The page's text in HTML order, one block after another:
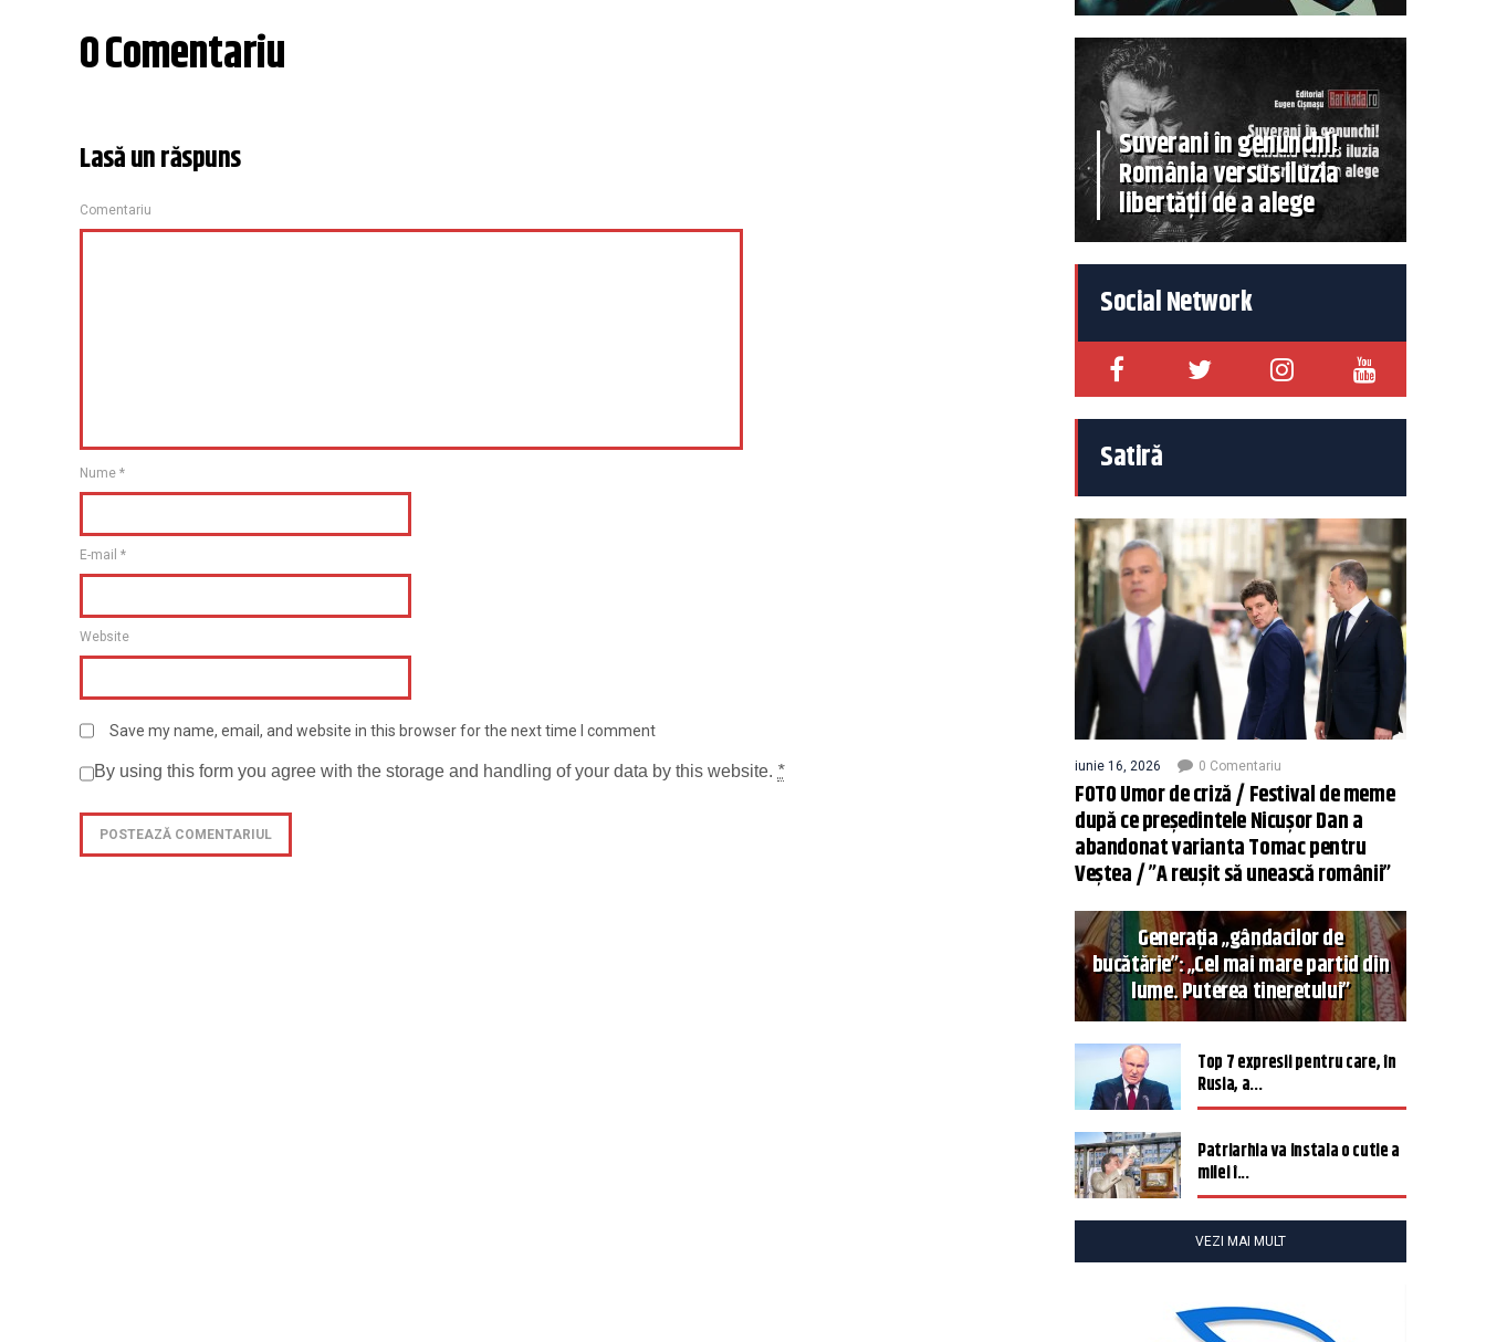
0 Comentariu
Lasă un răspuns
Comentariu
Nume *
E-mail *
Website
Save my name, email, and website in this browser for the next time I comment
By using this form you agree with the storage and handling of your data by this website. *
Suverani în genunchi!
România versus iluzia
libertății de a alege
Social Network
Satiră
iunie 16, 2026 0 Comentariu
FOTO Umor de criză / Festival de meme
după ce președintele Nicușor Dan a
abandonat varianta Tomac pentru
Veștea / ”A reușit să unească românii”
Generația „gândacilor de
bucătărie”: „Cel mai mare partid din
lume. Puterea tineretului”
Top 7 expresii pentru care, în
Rusia, a...
Patriarhia va instala o cutie a
milei î...
VEZI MAI MULT